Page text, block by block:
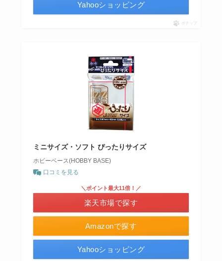
Yahooショッピング
ポチップ
ミニサイズ・ソフト ぴったりサイズ
ホビーベース(HOBBY BASE)
口コミを見る
Amazonで探す
＼ポイント最大11倍！／
楽天市場で探す
Yahooショッピング